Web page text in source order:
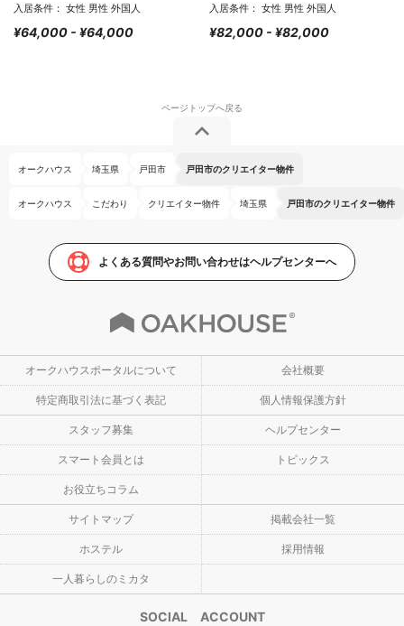
入居条件： 女性 男性 外国人
¥64,000 - ¥64,000
入居条件： 女性 男性 外国人
¥82,000 - ¥82,000
オークハウス 埼玉県 戸田市 戸田市のクリエイター物件
オークハウス こだわり クリエイター物件 埼玉県 戸田市のクリエイター物件
よくある質問やお問い合わせはヘルプセンターへ
オークハウスポータルについて 会社概要
特定商取引法に基づく表記 個人情報保護方針
スタッフ募集 ヘルプセンター
スマート会員とは トピックス
お役立ちコラム
サイトマップ 掲載会社一覧
ホステル 採用情報
一人暮らしのミカタ
SOCIAL ACCOUNT